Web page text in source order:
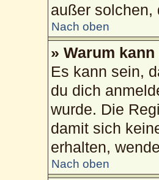
außer solchen,
Nach oben
» Warum
Es kann sein,
du dich
wurde. Die
damit sich
erhalten,
Nach oben